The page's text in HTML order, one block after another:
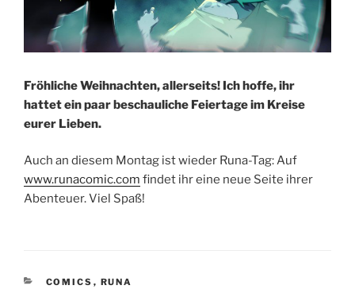
Fröhliche Weihnachten, allerseits! Ich hoffe, ihr
hattet ein paar beschauliche Feiertage im Kreise
eurer Lieben.
Auch an diesem Montag ist wieder Runa-Tag: Auf
www.runacomic.com findet ihr eine neue Seite ihrer
Abenteuer. Viel Spaß!
KATEGORIEN
COMICS , RUNA